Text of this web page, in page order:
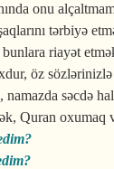
onu
tərbiyə
riayət
öz
səcdə
Quran